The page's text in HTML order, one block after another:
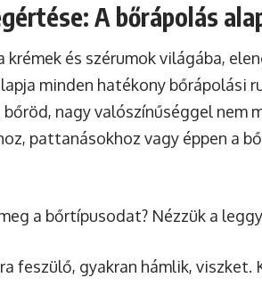
A bőrápolás
és szérumok világába,
minden hatékony bőrápolási
nagy valószínűséggel nem
pattanásokhoz vagy éppen a
a bőrtípusodat? Nézzük a
feszülő, gyakran hámlik, viszket.